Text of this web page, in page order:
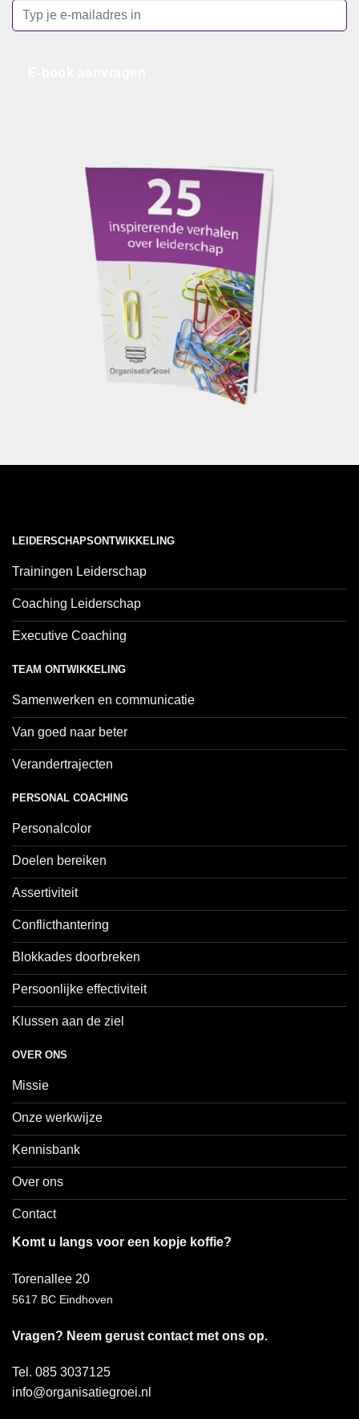
LEIDERSCHAPSONTWIKKELING
Trainingen Leiderschap
Coaching Leiderschap
Executive Coaching
TEAM ONTWIKKELING
Samenwerken en communicatie
Van goed naar beter
Verandertrajecten
PERSONAL COACHING
Personalcolor
Doelen bereiken
Assertiviteit
Conflicthantering
Blokkades doorbreken
Persoonlijke effectiviteit
Klussen aan de ziel
OVER ONS
Missie
Onze werkwijze
Kennisbank
Over ons
Contact
Komt u langs voor een kopje koffie?
Torenallee 20
5617 BC Eindhoven
Vragen? Neem gerust contact met ons op.
Tel. 085 3037125
info@organisatiegroei.nl